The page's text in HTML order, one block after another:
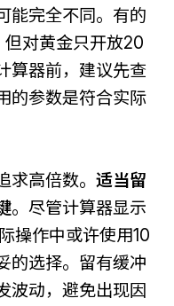
能完全不同。有的
对黄金只开放20
算器前，建议先查
的参数是符合实际
高倍数。 适当留
。尽管计算器显示
操作中或许使用10
的选择。留有缓冲
波动，避免出现因